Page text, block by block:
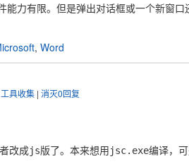
能力有限。但是弹出对话框或一个新窗口
, Word
工具收集 | 消灭0回复
改成js版了。本来想用jsc.exe编译，